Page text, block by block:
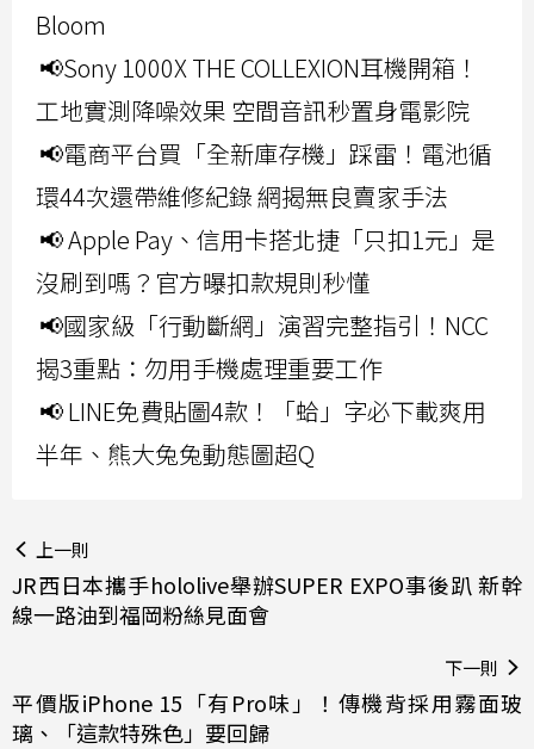
Bloom
📢Sony 1000X THE COLLEXION耳機開箱！
工地實測降噪效果 空間音訊秒置身電影院
📢電商平台買「全新庫存機」踩雷！電池循
環44次還帶維修紀錄 網揭無良賣家手法
📢 Apple Pay、信用卡搭北捷「只扣1元」是
沒刷到嗎？官方曝扣款規則秒懂
📢國家級「行動斷網」演習完整指引！NCC
揭3重點：勿用手機處理重要工作
📢 LINE免費貼圖4款！「蛤」字必下載爽用
半年、熊大兔兔動態圖超Q
上一則
JR西日本攜手hololive舉辦SUPER EXPO事後趴 新幹
線一路油到福岡粉絲見面會
下一則
平價版iPhone 15「有Pro味」！傳機背採用霧面玻
璃、「這款特殊色」要回歸